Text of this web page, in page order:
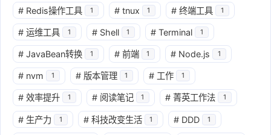
# Redis操作工具 1 # tnux 1 # 终端工具 1
# 运维工具 1 # Shell 1 # Terminal 1
# JavaBean转换 1 # 前端 1 # Node.js 1
# nvm 1 # 版本管理 1 # 工作 1
# 效率提升 1 # 阅读笔记 1 # 菁英工作法 1
# 生产力 1 # 科技改变生活 1 # DDD 1